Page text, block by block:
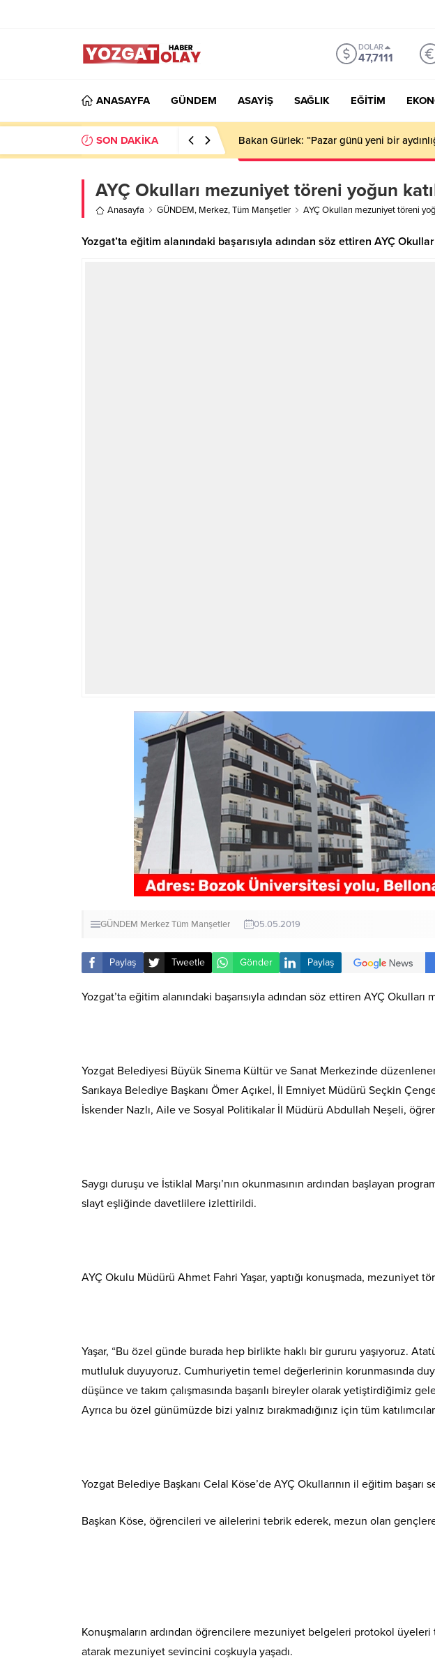
DOLAR
47,7111
ANASAYFA GÜNDEM ASAYİŞ SAĞLIK EĞİTİM
SON DAKİKA Bakan Gürlek: “Pazar günü yeni bir
AYÇ Okulları mezuniyet töreni yoğun
Anasayfa GÜNDEM, Merkez,Tüm Manşetler AYÇ Okulları mezuniyet töreni
Yozgat’ta eğitim alanındaki başarısıyla adından söz ettiren AYÇ
GÜNDEM MerkezTüm Manşetler 05.05.2019
Paylaş Tweetle Gönder Paylaş
Yozgat’ta eğitim alanındaki başarısıyla adından söz ettiren AYÇ
Yozgat Belediyesi Büyük Sinema Kültür ve Sanat Merkezinde
Sarıkaya Belediye Başkanı Ömer Açıkel, İl Emniyet Müdürü Seçkin
İskender Nazlı, Aile ve Sosyal Politikalar İl Müdürü Abdullah Neşeli,
Saygı duruşu ve İstiklal Marşı’nın okunmasının ardından başlayan
slayt eşliğinde davetlilere izlettirildi.
AYÇ Okulu Müdürü Ahmet Fahri Yaşar, yaptığı konuşmada, mezuniyet
Yaşar, “Bu özel günde burada hep birlikte haklı bir gururu yaşıyoruz.
mutluluk duyuyoruz. Cumhuriyetin temel değerlerinin korunmasında
düşünce ve takım çalışmasında başarılı bireyler olarak yetiştirdiğimiz
Ayrıca bu özel günümüzde bizi yalnız bırakmadığınız için tüm
Yozgat Belediye Başkanı Celal Köse’de AYÇ Okullarının il eğitim
Başkan Köse, öğrencileri ve ailelerini tebrik ederek, mezun olan
Konuşmaların ardından öğrencilere mezuniyet belgeleri protokol
atarak mezuniyet sevincini coşkuyla yaşadı.